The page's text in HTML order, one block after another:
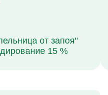
от запоя"
15 %